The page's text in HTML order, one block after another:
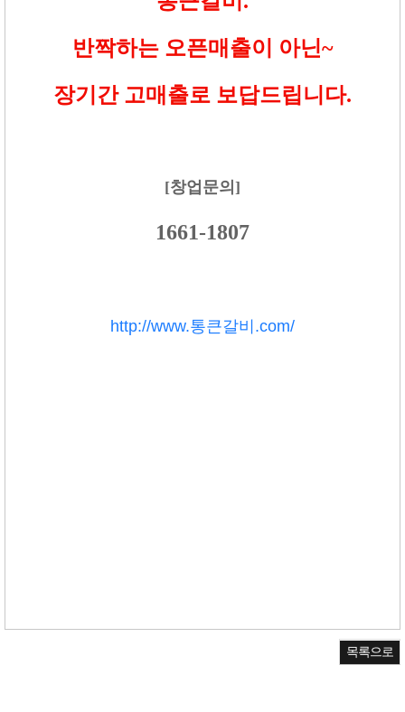
반짝하는 오픈매출이 아닌~
장기간 고매출로 보답드립니다.
[창업문의]
1661-1807
http://www.통큰갈비.com/
목록으로